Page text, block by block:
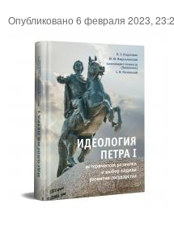
Опубликовано 6 февраля 2023,